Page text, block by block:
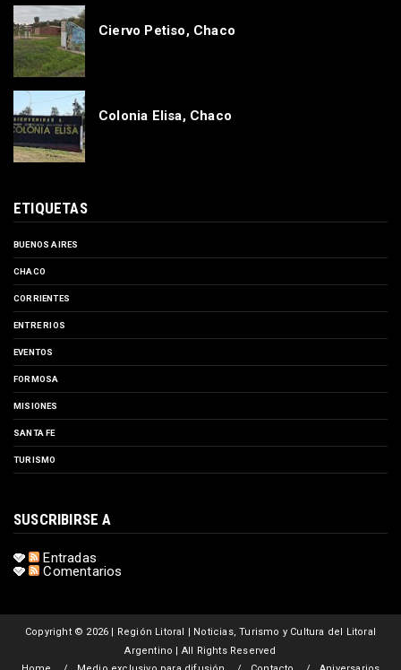
Ciervo Petiso, Chaco
Colonia Elisa, Chaco
ETIQUETAS
BUENOS AIRES
CHACO
CORRIENTES
ENTRE RIOS
EVENTOS
FORMOSA
MISIONES
SANTA FE
TURISMO
SUSCRIBIRSE A
Entradas
Comentarios
Copyright © 2026 | Región Litoral | Noticias, Turismo y Cultura del Litoral
Argentino | All Rights Reserved